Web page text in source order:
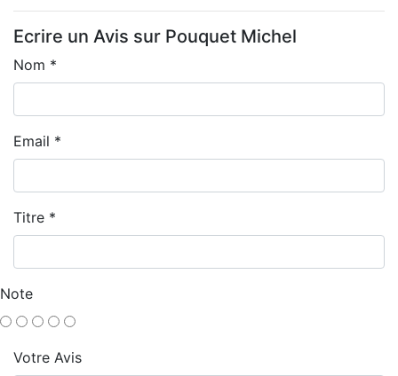
Ecrire un Avis sur Pouquet Michel
Nom *
Email *
Titre *
Note
Votre Avis